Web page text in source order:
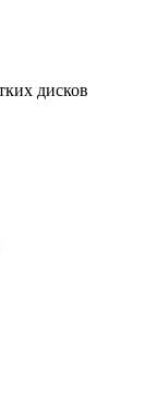
дисков